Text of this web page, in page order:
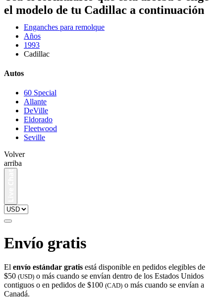
el modelo de tu Cadillac a continuación
Enganches para remolque
Años
1993
Cadillac
Autos
60 Special
Allante
DeVille
Eldorado
Fleetwood
Seville
Volver
arriba
Envío gratis
El envío estándar gratis está disponible en pedidos elegibles de
$50 (USD) o más cuando se envían dentro de los Estados Unidos
contiguos o en pedidos de $100 (CAD) o más cuando se envían a
Canadá.